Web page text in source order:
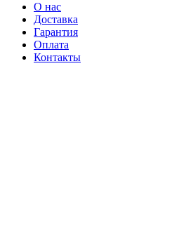
О нас
Доставка
Гарантия
Оплата
Контакты